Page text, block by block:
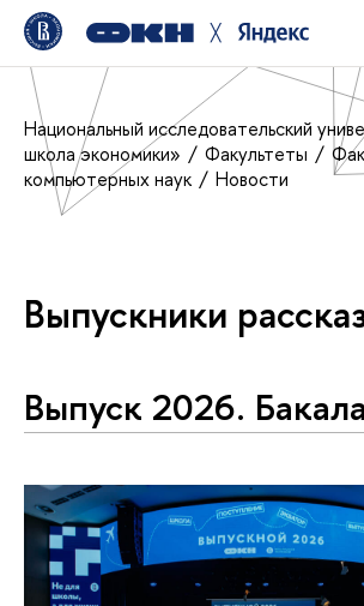
╳
Национальный исследовательский
школа экономики»
Факультеты
компьютерных наук
Новости
Выпускники
Выпуск 2026.